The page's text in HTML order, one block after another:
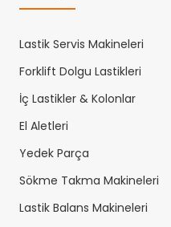
Lastik Servis Makineleri
Forklift Dolgu Lastikleri
İç Lastikler & Kolonlar
El Aletleri
Yedek Parça
Sökme Takma Makineleri
Lastik Balans Makineleri